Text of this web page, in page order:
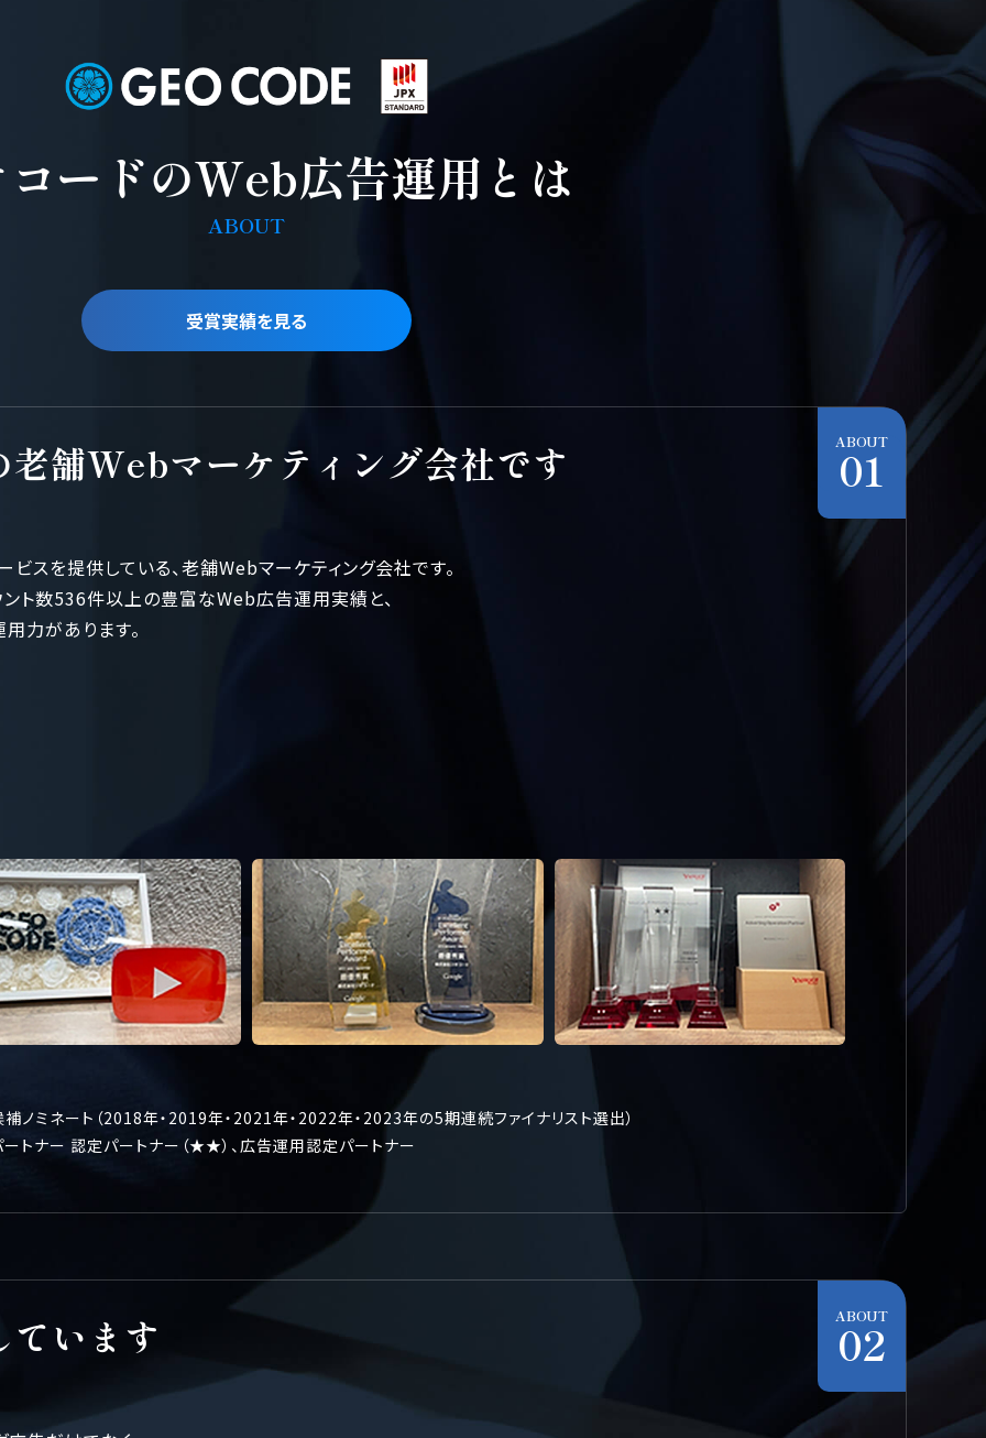
ードのWeb広告運用とは
ABOUT
受賞実績を見る
舗Webマーケティング会社です ABOUT
01
を提供している、老舗Webマーケティング会社です。
ト数536件以上の豊富なWeb広告運用実績と、
力があります。
ート（2018年・2019年・2021年・2022年・2023年の5期連続ファイナリスト選出）
トナー 認定パートナー（★★）、広告運用認定パートナー
います ABOUT
02